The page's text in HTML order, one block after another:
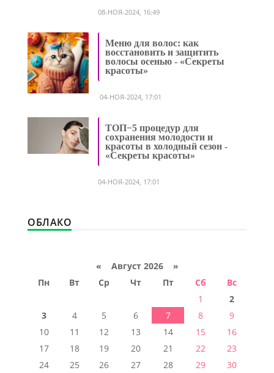
08-НОЯ-2024, 16:49
Меню для волос: как
восстановить и защитить
волосы осенью - «Секреты
красоты»
04-НОЯ-2024, 17:01
ТОП−5 процедур для
сохранения молодости и
красоты в холодный сезон -
«Секреты красоты»
04-НОЯ-2024, 17:01
ОБЛАКО
« Август 2026 »
Пн
Вт Ср Чт Пт Сб
Вс
1
2
3
4 5 6 7 8
9
10
11 12 13 14 15
16
17
18 19 20 21 22
23
24
25 26 27 28 29
30